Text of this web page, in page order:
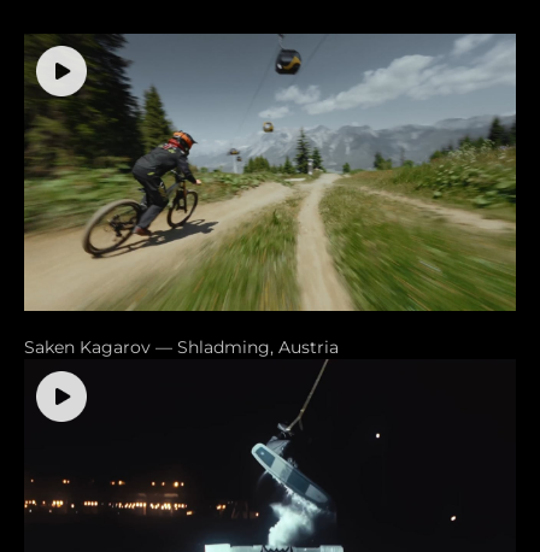
Saken Kagarov — Shladming, Austria